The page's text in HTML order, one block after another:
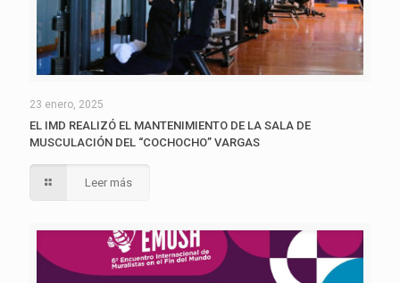
23 enero, 2025
EL IMD REALIZÓ EL MANTENIMIENTO DE LA SALA DE
MUSCULACIÓN DEL “COCHOCHO” VARGAS
Leer más